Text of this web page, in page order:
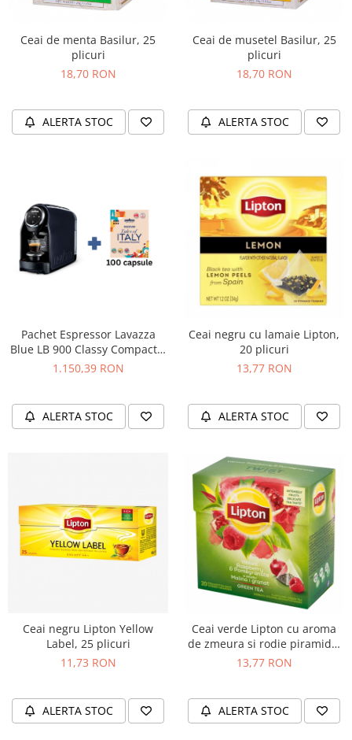
Ceai de menta Basilur, 25
plicuri
18,70 RON
ALERTA STOC
Ceai de musetel Basilur, 25
plicuri
18,70 RON
ALERTA STOC
Pachet Espressor Lavazza
Blue LB 900 Classy Compact +
100 Capsule Cadou
1.150,39 RON
ALERTA STOC
Ceai negru cu lamaie Lipton,
20 plicuri
13,77 RON
ALERTA STOC
Ceai negru Lipton Yellow
Label, 25 plicuri
11,73 RON
ALERTA STOC
Ceai verde Lipton cu aroma
de zmeura si rodie piramida,
20 plicuri
13,77 RON
ALERTA STOC